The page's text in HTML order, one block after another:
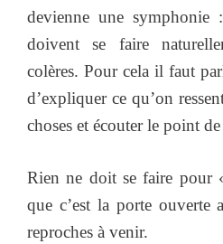
devienne une
doivent se faire
colères. Pour cela il faut
d’expliquer ce qu’on
choses et écouter le point
Rien ne doit se faire pour
que c’est la porte ouverte
reproches à venir.